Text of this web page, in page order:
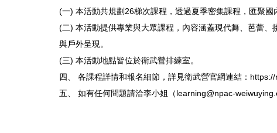
(一) 本活動共規劃26梯次課程，透過夏季密集課程，匯聚國
(二) 本活動提供專業與大眾課程，內容涵蓋現代舞、芭蕾
與戶外呈現。
(三) 本活動地點皆位於衛武營排練室。
四、 各課程詳情和報名細節，詳見衛武營官網連結：
五、 如有任何問題請洽李小姐（learning@npac-